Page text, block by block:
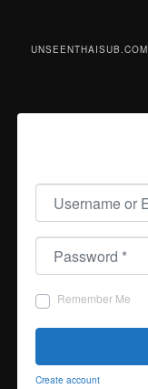
UNSEENTHAISUB.COM
Username or Email
Password
Remember Me
Create account